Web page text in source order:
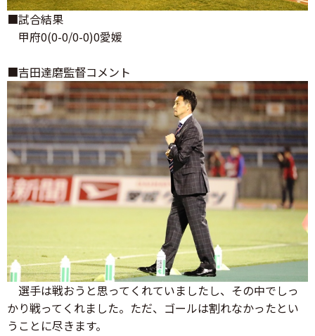
■試合結果
甲府0(0-0/0-0)0愛媛
■吉田達磨監督コメント
選手は戦おうと思ってくれていましたし、その中でしっ
かり戦ってくれました。ただ、ゴールは割れなかったとい
うことに尽きます。